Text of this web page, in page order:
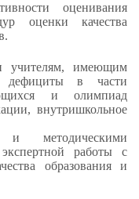
оценивания
оценки качества
учителям, имеющим
дефициты в части
и олимпиад
внутришкольное
методическими
работы с
образования и